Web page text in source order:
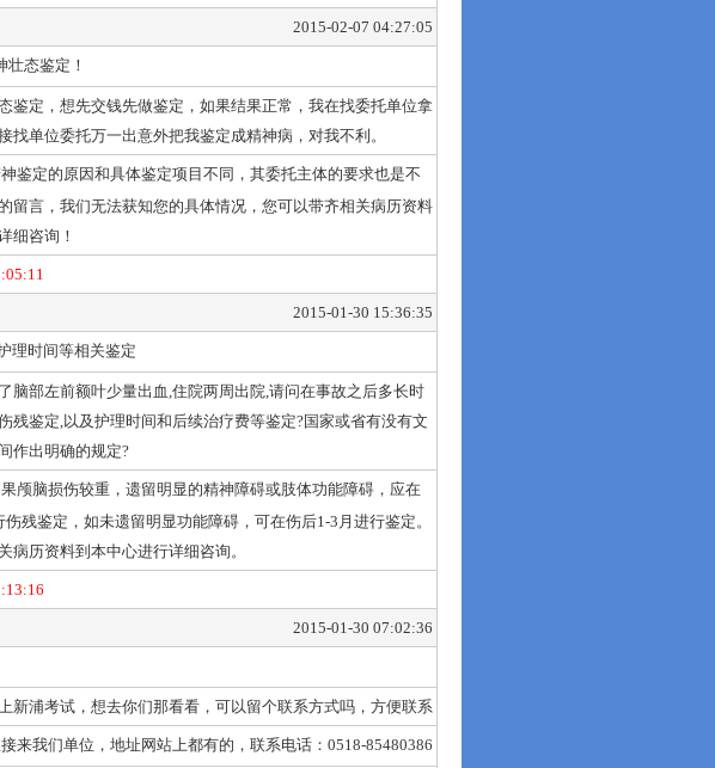
2015-02-07 04:27:05
壮态鉴定！
鉴定，想先交钱先做鉴定，如果结果正常，我在找委托单位拿
找单位委托万一出意外把我鉴定成精神病，对我不利。
鉴定的原因和具体鉴定项目不同，其委托主体的要求也是不
留言，我们无法获知您的具体情况，您可以带齐相关病历资料
细咨询！
2015-01-30 15:36:35
理时间等相关鉴定
脑部左前额叶少量出血,住院两周出院,请问在事故之后多长时
残鉴定,以及护理时间和后续治疗费等鉴定?国家或省有没有文
作出明确的规定?
颅脑损伤较重，遗留明显的精神障碍或肢体功能障碍，应在
残鉴定，如未遗留明显功能障碍，可在伤后1-3月进行鉴定。
病历资料到本中心进行详细咨询。
2015-01-30 07:02:36
新浦考试，想去你们那看看，可以留个联系方式吗，方便联系
来我们单位，地址网站上都有的，联系电话：0518-85480386